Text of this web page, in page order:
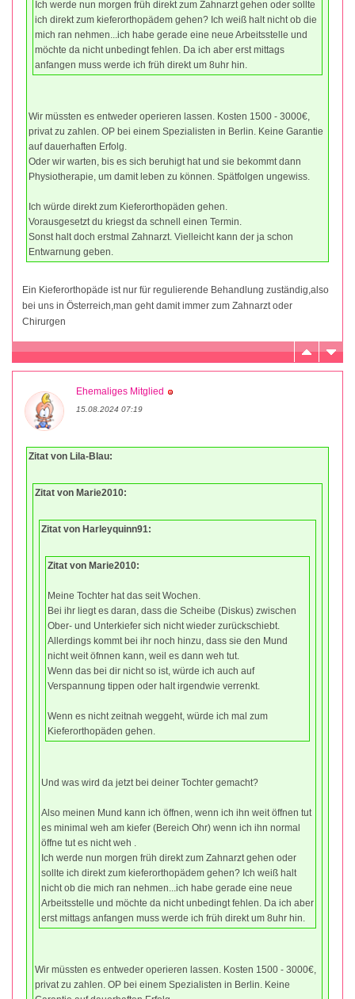
Ich werde nun morgen früh direkt zum Zahnarzt gehen oder sollte
ich direkt zum kieferorthopädem gehen? Ich weiß halt nicht ob die
mich ran nehmen...ich habe gerade eine neue Arbeitsstelle und
möchte da nicht unbedingt fehlen. Da ich aber erst mittags
anfangen muss werde ich früh direkt um 8uhr hin.
Wir müssten es entweder operieren lassen. Kosten 1500 - 3000€,
privat zu zahlen. OP bei einem Spezialisten in Berlin. Keine Garantie
auf dauerhaften Erfolg.
Oder wir warten, bis es sich beruhigt hat und sie bekommt dann
Physiotherapie, um damit leben zu können. Spätfolgen ungewiss.
Ich würde direkt zum Kieferorthopäden gehen.
Vorausgesetzt du kriegst da schnell einen Termin.
Sonst halt doch erstmal Zahnarzt. Vielleicht kann der ja schon
Entwarnung geben.
Ein Kieferorthopäde ist nur für regulierende Behandlung zuständig,also
bei uns in Österreich,man geht damit immer zum Zahnarzt oder
Chirurgen
Ehemaliges Mitglied
15.08.2024 07:19
Zitat von Lila-Blau:
Zitat von Marie2010:
Zitat von Harleyquinn91:
Zitat von Marie2010:
Meine Tochter hat das seit Wochen.
Bei ihr liegt es daran, dass die Scheibe (Diskus) zwischen
Ober- und Unterkiefer sich nicht wieder zurückschiebt.
Allerdings kommt bei ihr noch hinzu, dass sie den Mund
nicht weit öfnnen kann, weil es dann weh tut.
Wenn das bei dir nicht so ist, würde ich auch auf
Verspannung tippen oder halt irgendwie verrenkt.
Wenn es nicht zeitnah weggeht, würde ich mal zum
Kieferorthopäden gehen.
Und was wird da jetzt bei deiner Tochter gemacht?
Also meinen Mund kann ich öffnen, wenn ich ihn weit öffnen tut
es minimal weh am kiefer (Bereich Ohr) wenn ich ihn normal
öffne tut es nicht weh .
Ich werde nun morgen früh direkt zum Zahnarzt gehen oder
sollte ich direkt zum kieferorthopädem gehen? Ich weiß halt
nicht ob die mich ran nehmen...ich habe gerade eine neue
Arbeitsstelle und möchte da nicht unbedingt fehlen. Da ich aber
erst mittags anfangen muss werde ich früh direkt um 8uhr hin.
Wir müssten es entweder operieren lassen. Kosten 1500 - 3000€,
privat zu zahlen. OP bei einem Spezialisten in Berlin. Keine